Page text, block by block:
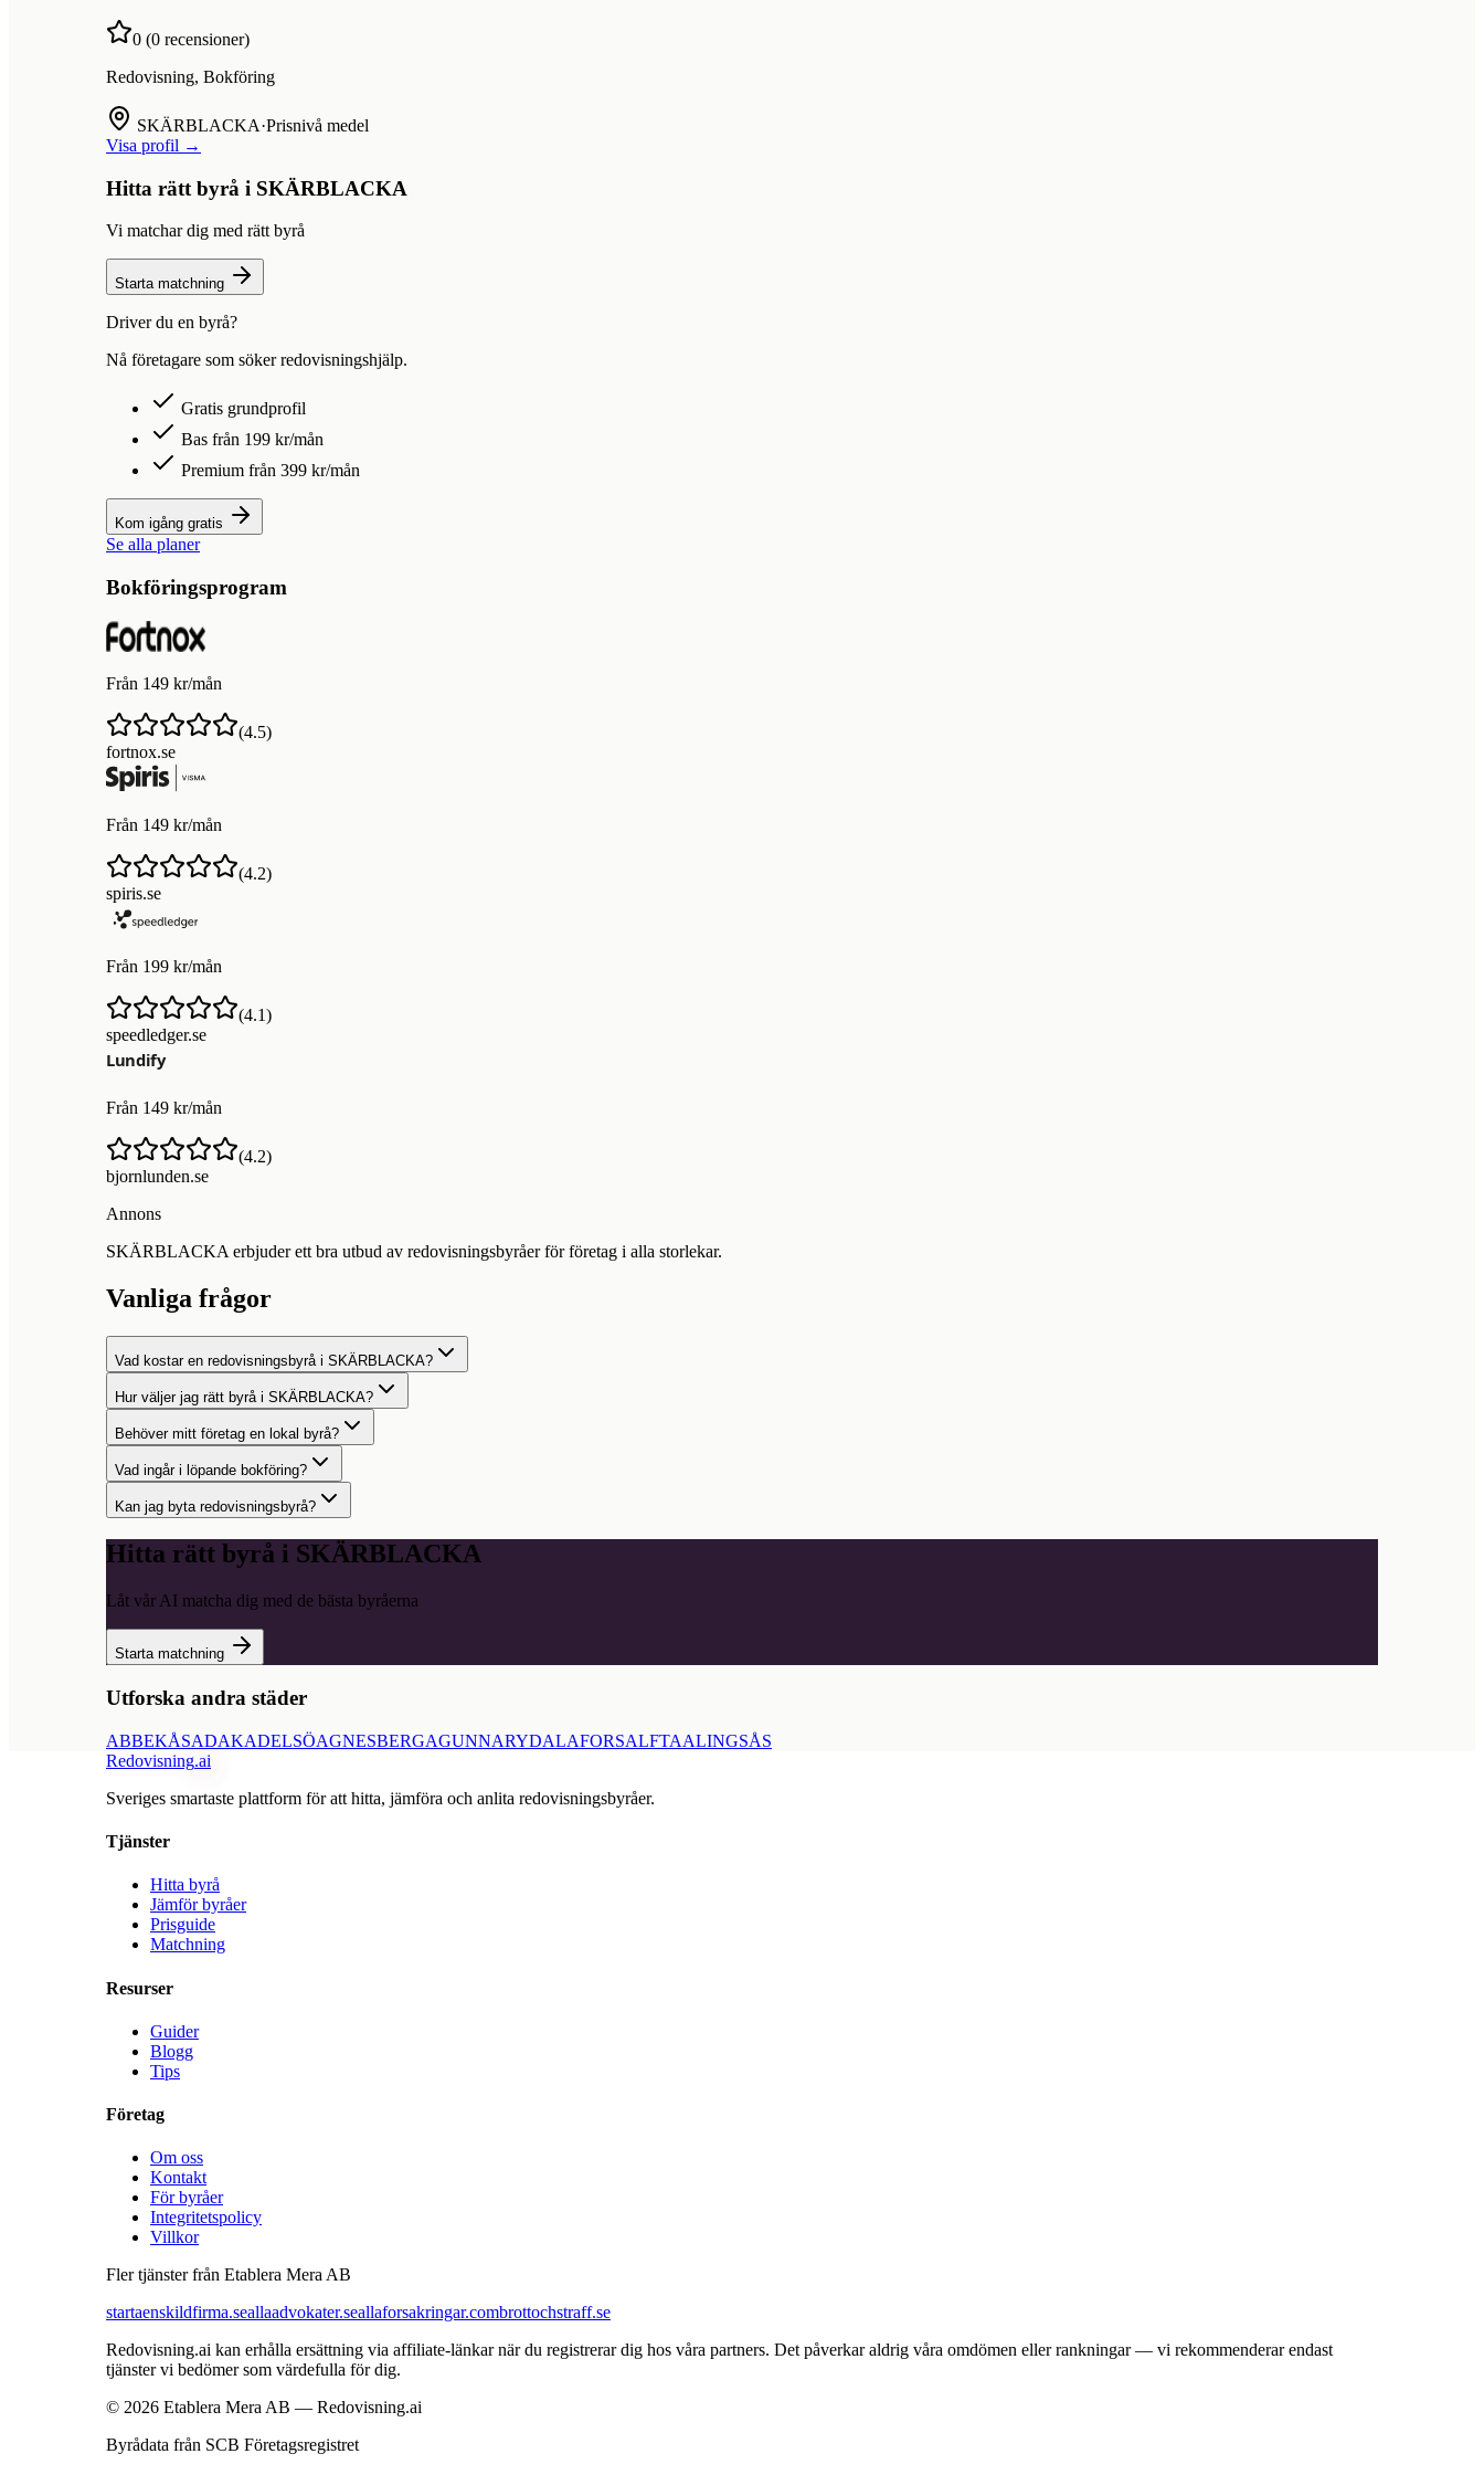
0 (0 recensioner)
Redovisning, Bokföring
SKÄRBLACKA·Prisnivå medel
Visa profil →
Hitta rätt byrå i SKÄRBLACKA
Vi matchar dig med rätt byrå
Starta matchning
Driver du en byrå?
Nå företagare som söker redovisningshjälp.
Gratis grundprofil
Bas från 199 kr/mån
Premium från 399 kr/mån
Kom igång gratis
Se alla planer
Bokföringsprogram
Från 149 kr/mån
(4.5)
fortnox.se
Från 149 kr/mån
(4.2)
spiris.se
Från 199 kr/mån
(4.1)
speedledger.se
Från 149 kr/mån
(4.2)
bjornlunden.se
Annons
SKÄRBLACKA erbjuder ett bra utbud av redovisningsbyråer för företag i alla storlekar.
Vanliga frågor
Vad kostar en redovisningsbyrå i SKÄRBLACKA?
Hur väljer jag rätt byrå i SKÄRBLACKA?
Behöver mitt företag en lokal byrå?
Vad ingår i löpande bokföring?
Kan jag byta redovisningsbyrå?
Hitta rätt byrå i SKÄRBLACKA
Låt vår AI matcha dig med de bästa byråerna
Starta matchning
Utforska andra städer
ABBEKÅSADAKADELSÖAGNESBERGAGUNNARYDALAFORSALFTAALINGSÅS
Redovisning.ai
Sveriges smartaste plattform för att hitta, jämföra och anlita redovisningsbyråer.
Tjänster
Hitta byrå
Jämför byråer
Prisguide
Matchning
Resurser
Guider
Blogg
Tips
Företag
Om oss
Kontakt
För byråer
Integritetspolicy
Villkor
Fler tjänster från Etablera Mera AB
startaenskildfirma.seallaadvokater.seallaforsakringar.combrottochstraff.se
Redovisning.ai kan erhålla ersättning via affiliate-länkar när du registrerar dig hos våra partners. Det påverkar aldrig våra omdömen eller rankningar — vi rekommenderar endast
tjänster vi bedömer som värdefulla för dig.
© 2026 Etablera Mera AB — Redovisning.ai
Byrådata från SCB Företagsregistret